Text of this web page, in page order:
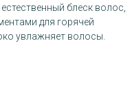
блеск волос,
для горячей
увлажняет волосы.